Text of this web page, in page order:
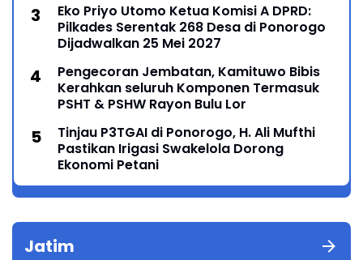
Eko Priyo Utomo Ketua Komisi A DPRD:
Pilkades Serentak 268 Desa di Ponorogo
Dijadwalkan 25 Mei 2027
Pengecoran Jembatan, Kamituwo Bibis
Kerahkan seluruh Komponen Termasuk
PSHT & PSHW Rayon Bulu Lor
Tinjau P3TGAI di Ponorogo, H. Ali Mufthi
Pastikan Irigasi Swakelola Dorong
Ekonomi Petani
Jatim